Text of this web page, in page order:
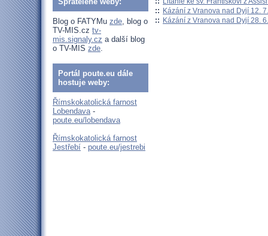
Blog o FATYMu zde, blog o
TV-MIS.cz tv-
mis.signaly.cz a další blog
o TV-MIS zde.
Portál poute.eu dále
hostuje weby:
Římskokatolická farnost
Lobendava-
poute.eu/lobendava
Římskokatolická farnost
Jestřebí - poute.eu/jestrebi
:: Kázání z Vranova nad Dyjí 12.
:: Kázání z Vranova nad Dyjí 28.